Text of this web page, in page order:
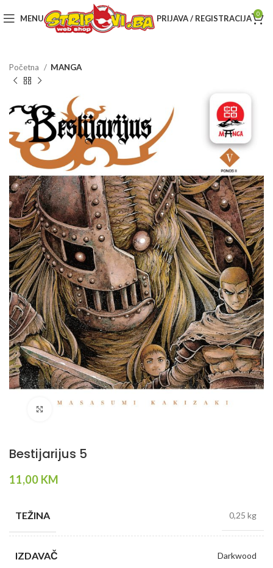
MENU PRIJAVA / REGISTRACIJA 0
Početna MANGA
Bestijarijus 5
11,00 KM
TEŽINA 0,25 kg
IZDAVAČ Darkwood